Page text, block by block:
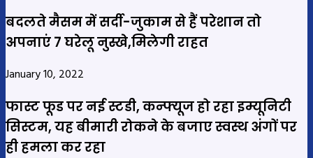
बदलते मैसम में सर्दी-जुकाम से हैं परेशान तो
अपनाएं 7 घरेलू नुस्खे,मिलेगी राहत
January 10, 2022
फास्ट फूड पर नई स्टडी, कन्फ्यूज हो रहा इम्यूनिटी
सिस्टम, यह बीमारी रोकने के बजाए स्वस्थ अंगों पर
ही हमला कर रहा